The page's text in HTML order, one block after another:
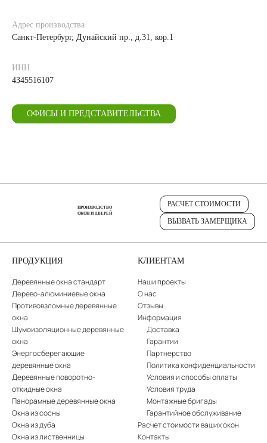
Адрес производства
Санкт-Петербург, Дунайский пр., д.31, кор.1
ИНН
4345516107
ОФИСЫ И ПРЕДСТАВИТЕЛЬСТВА
ПРОИЗВОДСТВО
ОКОН И ДВЕРЕЙ
РАСЧЕТ СТОИМОСТИ
ВЫЗВАТЬ ЗАМЕРЩИКА
ПРОДУКЦИЯ
Деревянные окна стандарт
Дерево-алюминиевые окна
Противовзломные деревянные
окна
Шумоизоляционные деревянные
окна
Энергосберегающие
деревянные окна
Деревянные поворотно-
откидные окна
Панорамные деревянные окна
Окна из сосны
Окна из дуба
Окна из лиственницы
КЛИЕНТАМ
Наши проекты
О нас
Отзывы
Информация
Доставка
Гарантии
Партнерство
Политика конфиденциальности
Условия и способы оплаты
Условия труда
Монтажные бригады
Гарантийное обслуживание
Расчет стоимости ваших окон
Контакты